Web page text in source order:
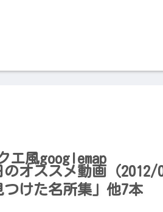
のオススメ動画（
つけた名所集」他7本
エ風googlemap